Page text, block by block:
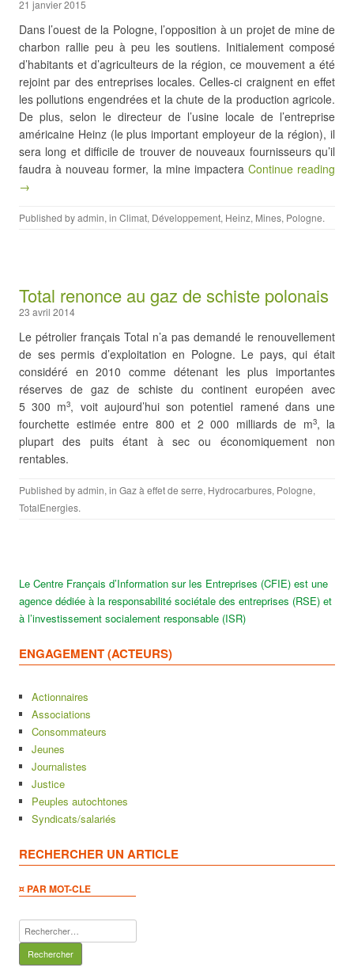
21 janvier 2015
Dans l’ouest de la Pologne, l’opposition à un projet de mine de
charbon rallie peu à peu les soutiens. Initialement composé
d’habitants et d’agriculteurs de la région, ce mouvement a été
rejoint par des entreprises locales. Celles-ci craignent en effet
les pollutions engendrées et la chute de la production agricole.
De plus, selon le directeur de l’usine locale de l’entreprise
américaine Heinz (le plus important employeur de la région), il
sera long et difficile de trouver de nouveaux fournisseurs qu’il
faudra à nouveau former, la mine impactera Continue reading
→
Published byadmin, in Climat, Développement, Heinz, Mines, Pologne.
Total renonce au gaz de schiste polonais
23 avril 2014
Le pétrolier français Total n’a pas demandé le renouvellement
de ses permis d’exploitation en Pologne. Le pays, qui était
considéré en 2010 comme détenant les plus importantes
réserves de gaz de schiste du continent européen avec
5 300 m3, voit aujourd’hui son potentiel ramené dans une
fourchette estimée entre 800 et 2 000 milliards de m3, la
plupart des puits étant à sec ou économiquement non
rentables.
Published byadmin, in Gaz à effet de serre, Hydrocarbures, Pologne,
TotalEnergies.
Le Centre Français d’Information sur les Entreprises (CFIE) est une
agence dédiée à la responsabilité sociétale des entreprises (RSE) et
à l’investissement socialement responsable (ISR)
ENGAGEMENT (ACTEURS)
Actionnaires
Associations
Consommateurs
Jeunes
Journalistes
Justice
Peuples autochtones
Syndicats/salariés
RECHERCHER UN ARTICLE
¤ PAR MOT-CLE
Rechercher :